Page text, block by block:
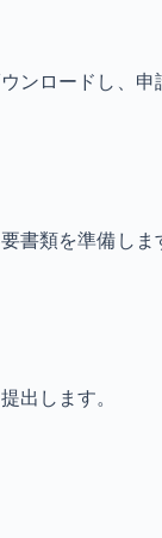
ンロードし、申
書類を準備しま
出します。